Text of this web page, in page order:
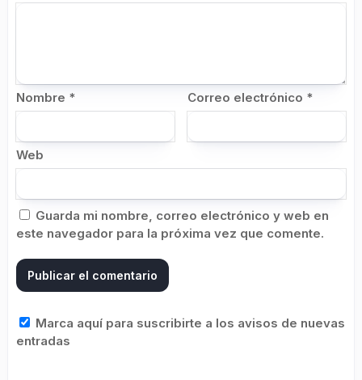
Nombre * Correo electrónico *
Web
Guarda mi nombre, correo electrónico y web en
este navegador para la próxima vez que comente.
Marca aquí para suscribirte a los avisos de nuevas
entradas